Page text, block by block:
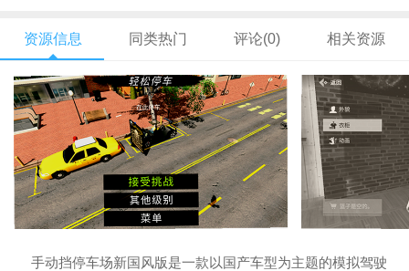
资源信息 同类热门 评论(0) 相关资源
手动挡停车场新国风版是一款以国产车型为主题的模拟驾驶